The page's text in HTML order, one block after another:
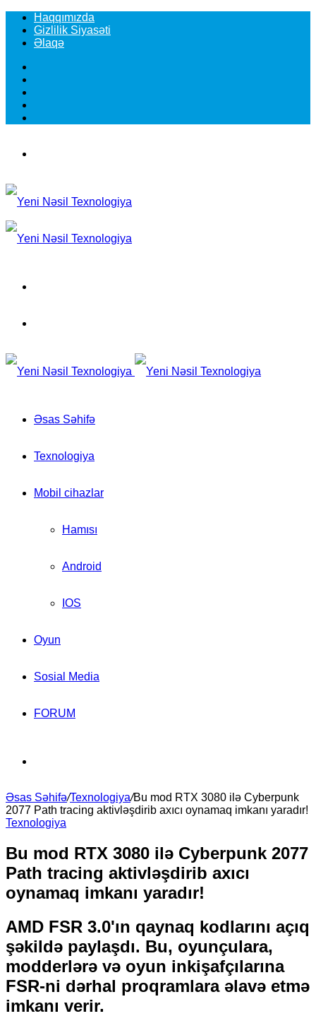
Haqqımızda
Gizlilik Siyasəti
Əlaqə
Əsas Səhifə
Texnologiya
Mobil cihazlar
Hamısı
Android
IOS
Oyun
Sosial Media
FORUM
for
Əsas Səhifə/Texnologiya/Bu mod RTX 3080 ilə Cyberpunk
2077 Path tracing aktivləşdirib axıcı oynamaq imkanı yaradır!
Texnologiya
Bu mod RTX 3080 ilə Cyberpunk 2077
Path tracing aktivləşdirib axıcı
oynamaq imkanı yaradır!
AMD FSR 3.0'ın qaynaq kodlarını açıq
şəkildə paylaşdı. Bu, oyunçulara,
modderlərə və oyun inkişafçılarına
FSR-ni dərhal proqramlara əlavə etmə
imkanı verir.